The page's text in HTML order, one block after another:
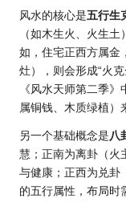
风水的核心是五行生
（如木生火、火生
如，住宅正西方属金
灶），则会形成“火
《风水天师第二季
属铜钱、木质绿植）
另一个基础概念是 八
慧；正南为离卦（火
与健康；正西为兑卦
的五行属性，布局时